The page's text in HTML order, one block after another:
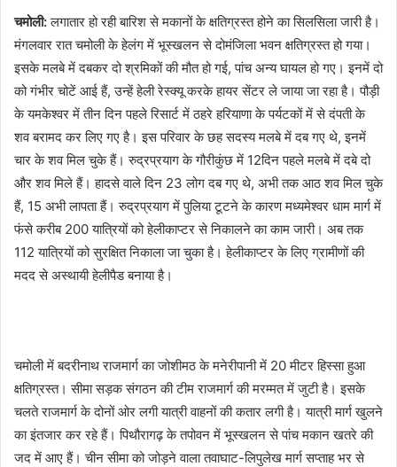
a
n
m
i
चमोली:लगातार हो रही बारिश से मकानों के क्षतिग्रस्त होने का सिलसिला जारी है।
मंगलवार रात चमोली के हेलंग में भूस्‍खलन से दोमंजिला भवन क्षतिग्रस्‍त हो गया।
इसके मलबे में दबकर दो श्रमिकों की मौत हो गई, पांच अन्‍य घायल हो गए। इनमें दो
को गंभीर चोटें आई हैं, उन्‍हें हेली रेस्‍क्‍यू करके हायर सेंटर ले जाया जा रहा है। पौड़ी
के यमकेश्‍वर में तीन दिन पहले रिसार्ट में ठहरे हरियाणा के पर्यटकों में से दंपती के
शव बरामद कर लिए गए है। इस परिवार के छह सदस्‍य मलबे में दब गए थे, इनमें
चार के शव मिल चुके हैं। रुद्रप्रयाग के गौरीकुंछ में 12दिन पहले मलबे में दबे दो
और शव मिले हैं। हादसे वाले दिन 23 लोग दब गए थे, अभी तक आठ शव मिल चुके
हैं, 15 अभी लापता हैं। रुद्रप्रयाग में पुलिया टूटने के कारण मध्यमेश्वर धाम मार्ग में
फंसे करीब 200 यात्रियों को हेलीकाप्टर से निकालने का काम जारी। अब तक
112 यात्रियों को सुरक्षित निकाला जा चुका है। हेलीकाप्टर के लिए ग्रामीणों की
मदद से अस्थायी हेलीपैड बनाया है।
चमोली में बदरीनाथ राजमार्ग का जोशीमठ के मनेरीपानी में 20 मीटर हिस्सा हुआ
क्षतिग्रस्त। सीमा सड़क संगठन की टीम राजमार्ग की मरम्मत में जुटी है। इसके
चलते राजमार्ग के दोनों ओर लगी यात्री वाहनों की कतार लगी है। यात्री मार्ग खुलने
का इंतजार कर रहे हैं। पिथौरागढ़ के तपोवन में भूस्खलन से पांच मकान खतरे की
जद में आए हैं। चीन सीमा को जोड़ने वाला तवाघाट-लिपुलेख मार्ग सप्‍ताह भर से